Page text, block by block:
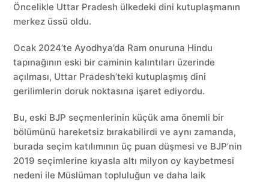
Öncelikle Uttar Pradesh ülkedeki dini kutuplaşmanın
merkez üssü oldu.
Ocak 2024’te Ayodhya’da Ram onuruna Hindu
tapınağının eski bir caminin kalıntıları üzerinde
açılması, Uttar Pradesh’teki kutuplaşmış dini
gerilimlerin doruk noktasına işaret ediyordu.
Bu, eski BJP seçmenlerinin küçük ama önemli bir
bölümünü hareketsiz bırakabilirdi ve aynı zamanda,
burada seçim katılımının üç puan düşmesi ve BJP’nin
2019 seçimlerine kıyasla altı milyon oy kaybetmesi
nedeni ile Müslüman topluluğun ve daha laik